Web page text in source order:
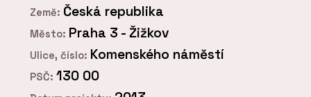
Země: Česká republika
Město: Praha 3 - Žižkov
Ulice, číslo: Komenského náměstí
PSČ: 130 00